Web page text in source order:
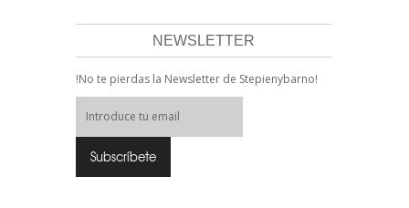
NEWSLETTER
!No te pierdas la Newsletter de Stepienybarno!